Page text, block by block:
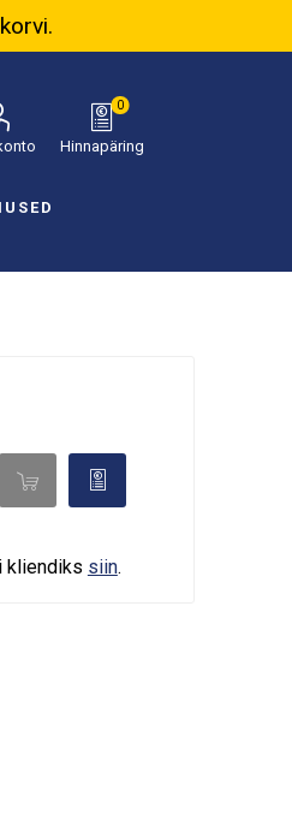
Hinnapäring
0
d 
kliendiks siin.